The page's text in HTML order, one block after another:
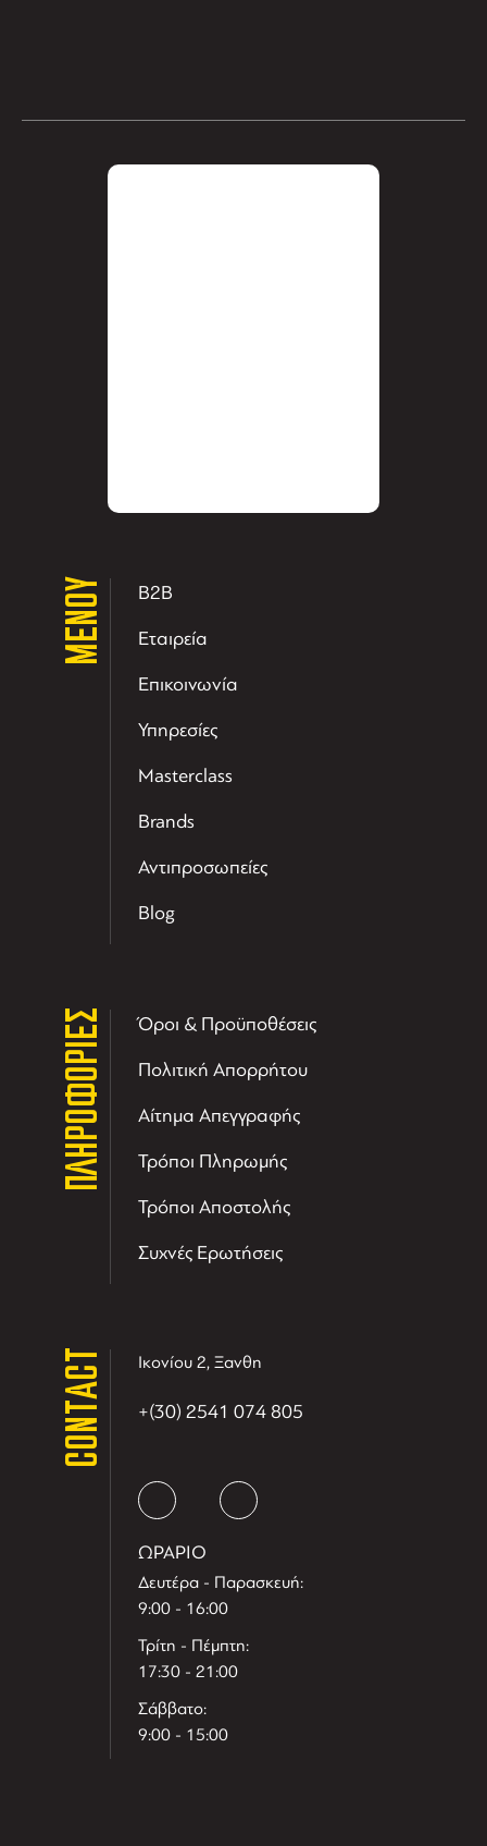
ΜΕΝΟΥ B2B
Εταιρεία
Επικοινωνία
Υπηρεσίες
Masterclass
Brands
Αντιπροσωπείες
Blog
ΠΛΗΡΟΦΟΡΙΕΣ Όροι & Προϋποθέσεις
Πολιτική Απορρήτου
Αίτημα Απεγγραφής
Τρόποι Πληρωμής
Τρόποι Αποστολής
Συχνές Ερωτήσεις
CONTACT Ικονίου 2, Ξανθη
+(30) 2541 074 805
ΩΡΑΡΙΟ
Δευτέρα - Παρασκευή:
9:00 - 16:00
Τρίτη - Πέμπτη:
17:30 - 21:00
Σάββατο:
9:00 - 15:00